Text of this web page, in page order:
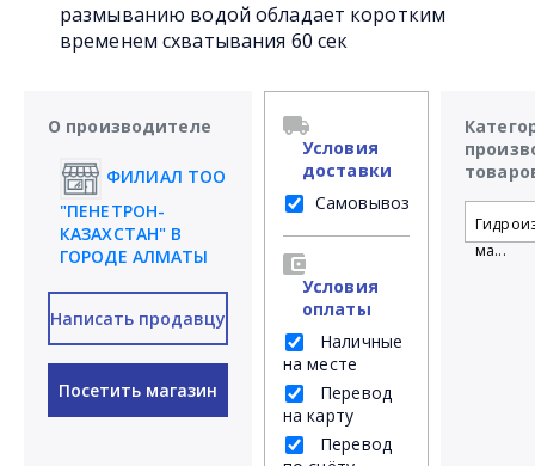
размыванию водой обладает коротким
временем схватывания 60 сек
О производителе
ФИЛИАЛ ТОО
"ПЕНЕТРОН-
КАЗАХСТАН" В
ГОРОДЕ АЛМАТЫ
Написать продавцу
Посетить магазин
Условия
доставки
Самовывоз
Условия
оплаты
Наличные
на месте
Перевод
на карту
Перевод
ма...